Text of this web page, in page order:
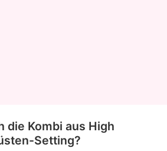
die Kombi aus High
Setting?